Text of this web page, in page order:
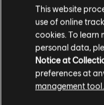
نضيف مزيدًا من
باتخاذ الإجراءات
للاعبين، وعدد
الذين سيشترون
اللاعبون بـ50 موضعًا في اللعبة. ويمكن زيادة
This website
use of online
cookies. To learn
personal data,
Notice at
preferences at
management tool.